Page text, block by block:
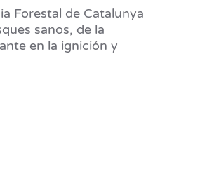
Forestal de Catalunya
sanos, de la
en la ignición y